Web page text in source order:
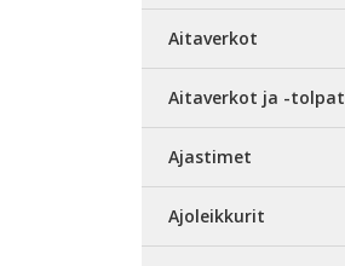
Aitaverkot
Aitaverkot ja -tolpat
Ajastimet
Ajoleikkurit